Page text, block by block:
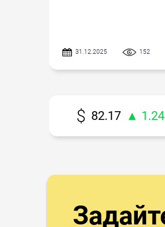
31.12.2025 152
82.17 ▲ 1.24